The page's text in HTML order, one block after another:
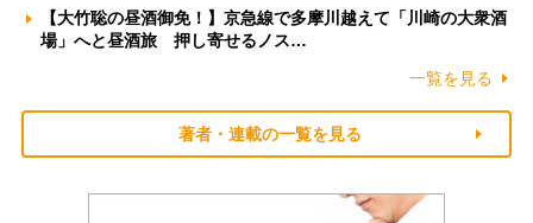
【大竹聡の昼酒御免！】京急線で多摩川越えて「川崎の大衆酒
場」へと昼酒旅 押し寄せるノス…
一覧を見る
著者・連載の一覧を見る